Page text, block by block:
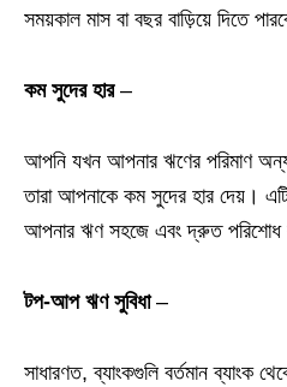
সময়কাল মাস বা বছর বাড়িয়ে দিতে
কম সুদের হার–
আপনি যখন আপনার ঋণের পরিমাণ
তারা আপনাকে কম সুদের হার দেয়।
আপনার ঋণ সহজে এবং দ্রুত পরিশোধ
টপ-আপ ঋণ সুবিধা–
সাধারণত, ব্যাংকগুলি বর্তমান ব্যাংক